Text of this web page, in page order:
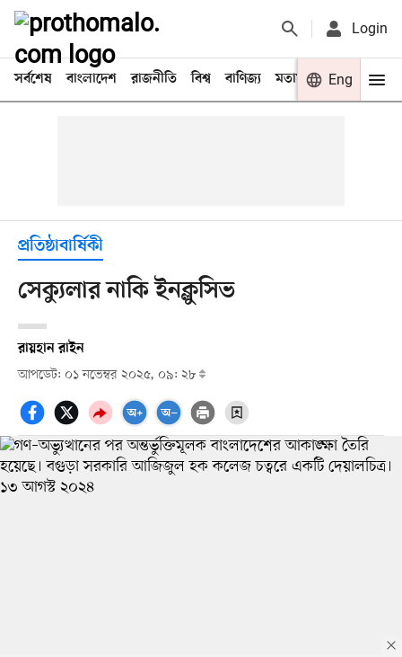
Login
সর্বশেষ বাংলাদেশ রাজনীতি বিশ্ব বাণিজ্য মতামত খেলা
Eng
প্রতিষ্ঠাবার্ষিকী
সেক্যুলার নাকি ইনক্লুসিভ
রায়হান রাইন
আপডেট: ০১ নভেম্বর ২০২৫, ০৯: ২৮